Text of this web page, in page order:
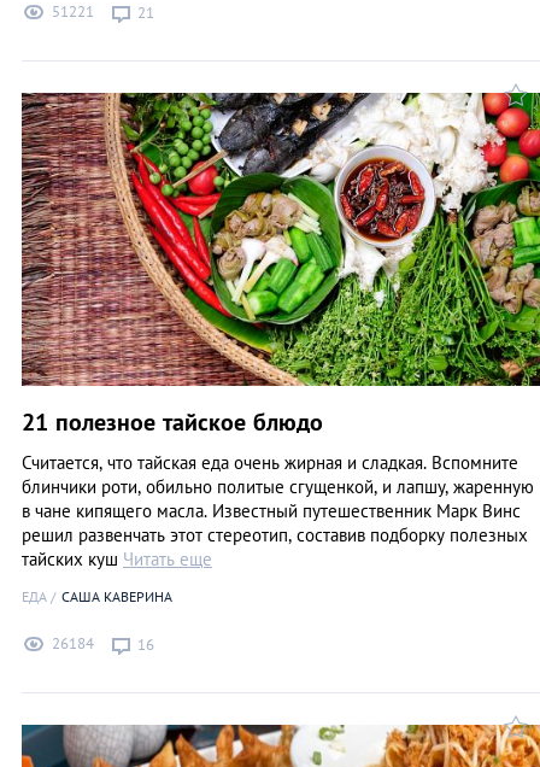
51221 21
21 полезное тайское блюдо
Считается, что тайская еда очень жирная и сладкая. Вспомните
блинчики роти, обильно политые сгущенкой, и лапшу, жаренную
в чане кипящего масла. Известный путешественник Марк Винс
решил развенчать этот стереотип, составив подборку полезных
тайских куш Читать еще
ЕДА САША КАВЕРИНА
26184 16